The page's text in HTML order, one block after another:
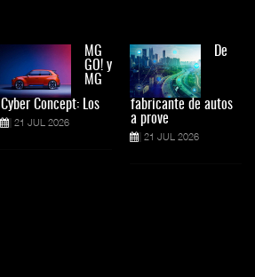
MG
GO! y
MG
Cyber Concept: Los
21 JUL 2026
De
fabricante de autos
a prove
21 JUL 2026